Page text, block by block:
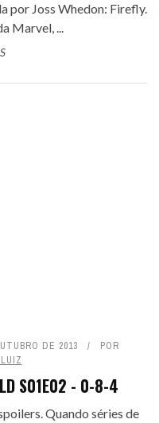
por Joss Whedon: Firefly.
Marvel, ...
DE 2013
POR
S01E02 - 0-8-4
Quando séries de